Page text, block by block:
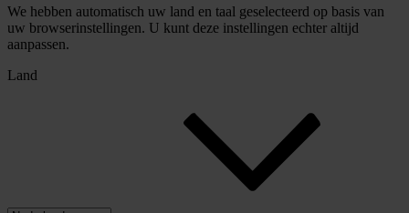
We hebben automatisch uw land en taal geselecteerd op basis van
uw browserinstellingen. U kunt deze instellingen echter altijd
aanpassen.
Land